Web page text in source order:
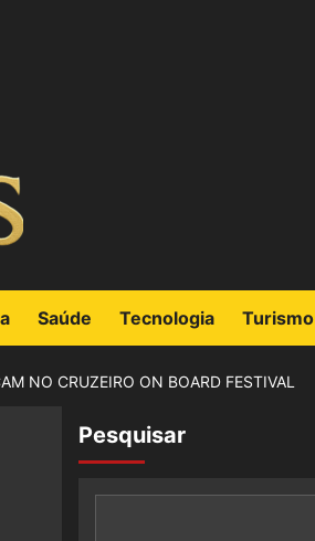
Saúde Tecnologia Turismo
NO CRUZEIRO ON BOARD FESTIVAL
Pesquisar